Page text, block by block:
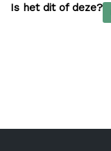
Is het dit of deze?